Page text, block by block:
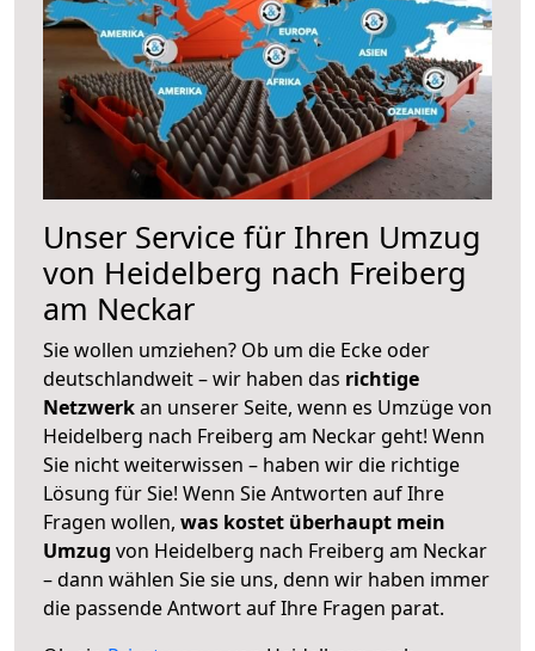
Unser Service für Ihren Umzug
von Heidelberg nach Freiberg
am Neckar
Sie wollen umziehen? Ob um die Ecke oder
deutschlandweit – wir haben das richtige
Netzwerkan unserer Seite, wenn es Umzüge von
Heidelberg nach Freiberg am Neckar geht! Wenn
Sie nicht weiterwissen – haben wir die richtige
Lösung für Sie! Wenn Sie Antworten auf Ihre
Fragen wollen, was kostet überhaupt mein
Umzug von Heidelberg nach Freiberg am Neckar
– dann wählen Sie sie uns, denn wir haben immer
die passende Antwort auf Ihre Fragen parat.